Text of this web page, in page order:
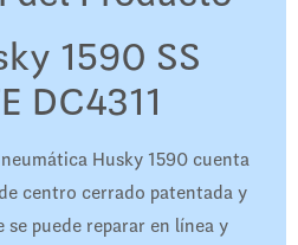
1590 SS
DC4311
Husky 1590 cuenta
centro cerrado patentada y
puede reparar en línea y